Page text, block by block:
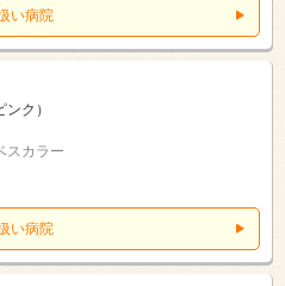
い病院
ク）
スカラー
い病院